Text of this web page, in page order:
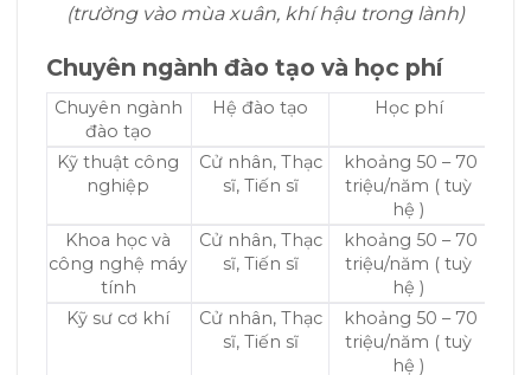
(trường vào mùa xuân, khí hậu trong lành)
Chuyên ngành đào tạo và học phí
Chuyên ngành
đào tạo
Hệ đào tạo Học phí
Kỹ thuật công
nghiệp
Cử nhân, Thạc
sĩ, Tiến sĩ
khoảng 50 – 70
triệu/năm ( tuỳ
hệ )
Khoa học và
công nghệ máy
tính
Cử nhân, Thạc
sĩ, Tiến sĩ
khoảng 50 – 70
triệu/năm ( tuỳ
hệ )
Kỹ sư cơ khí
Cử nhân, Thạc
sĩ, Tiến sĩ
khoảng 50 – 70
triệu/năm ( tuỳ
hệ )